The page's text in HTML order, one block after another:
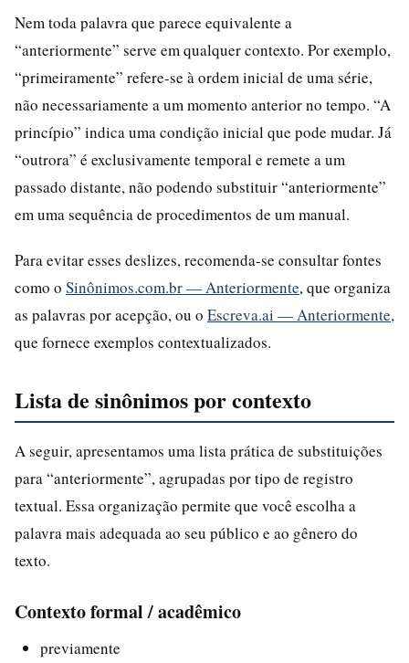
Nem toda palavra que parece equivalente a
“anteriormente” serve em qualquer contexto. Por exemplo,
“primeiramente” refere-se à ordem inicial de uma série,
não necessariamente a um momento anterior no tempo. “A
princípio” indica uma condição inicial que pode mudar. Já
“outrora” é exclusivamente temporal e remete a um
passado distante, não podendo substituir “anteriormente”
em uma sequência de procedimentos de um manual.
Para evitar esses deslizes, recomenda-se consultar fontes
como o Sinônimos.com.br — Anteriormente, que organiza
as palavras por acepção, ou o Escreva.ai — Anteriormente,
que fornece exemplos contextualizados.
Lista de sinônimos por contexto
A seguir, apresentamos uma lista prática de substituições
para “anteriormente”, agrupadas por tipo de registro
textual. Essa organização permite que você escolha a
palavra mais adequada ao seu público e ao gênero do
texto.
Contexto formal / acadêmico
previamente